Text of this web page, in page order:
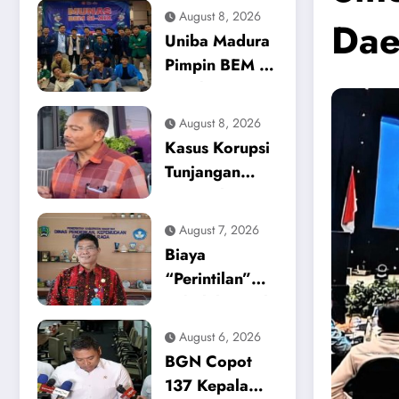
August 8, 2026
Uniba Madura
Pimpin BEM SI
Jatim,
Independensi
Gerakan Jadi
Garis Batas
August 8, 2026
Kasus Korupsi
Tunjangan
DPRD
Ponorogo
Terkuak, Partai
Nasdem
Kembalikan
Uang Rp 748
Juta
August 7, 2026
Biaya
“Perintilan”
Mencekik,
Dikpora
Magetan Buka
August 6, 2026
BGN Copot
137 Kepala